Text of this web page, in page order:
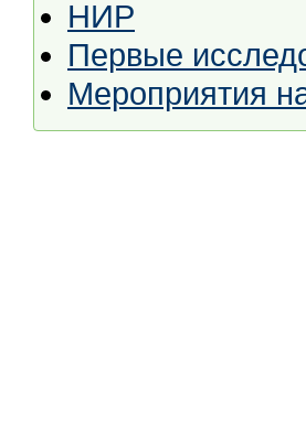
НИР
Первые
Мероприятия